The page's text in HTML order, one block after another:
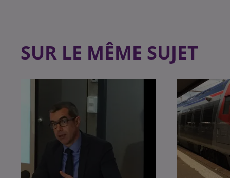
SUR LE MÊME SUJET